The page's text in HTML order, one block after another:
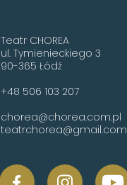
Teatr CHOREA
ul. Tymienieckiego 3
90-365 Łódź
+48 506 103 207
chorea@chorea.com.pl
teatrchorea@gmail.com